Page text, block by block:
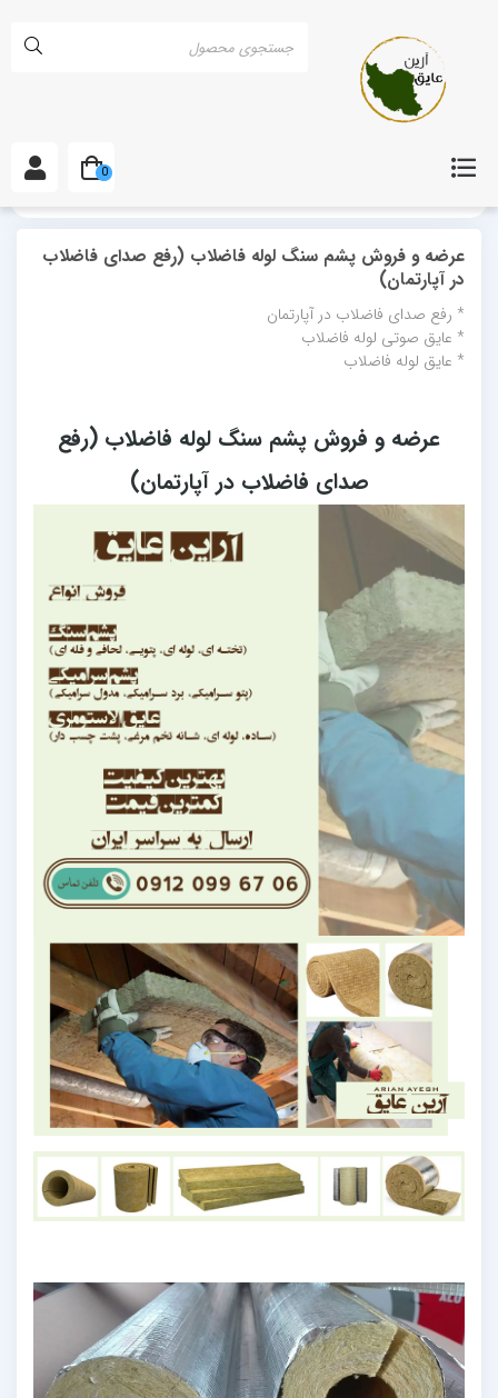
عرضه و فروش پشم سنگ لوله فاضلاب (رفع صدای فاضلاب
در آپارتمان)
* رفع صدای فاضلاب در آپارتمان
* عایق صوتی لوله فاضلاب
* عایق لوله فاضلاب
عرضه و فروش پشم سنگ لوله فاضلاب (رفع
صدای فاضلاب در آپارتمان)
0